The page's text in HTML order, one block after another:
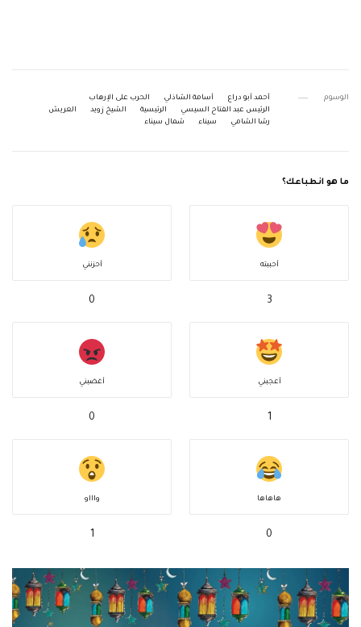
الوسوم أحمد أبو دراع أسامة الشاذلي
الحرب على الإرهاب
الرئيس عبد الفتاح السيسي
الرئيسية الشيخ زويد
العريش
رشا الشامي
سيناء شمال سيناء
ما هو انطباعك؟
أحببته
3
أحزنني
0
أعجبني
1
أغضبني
0
هاهاها
0
واااو
1